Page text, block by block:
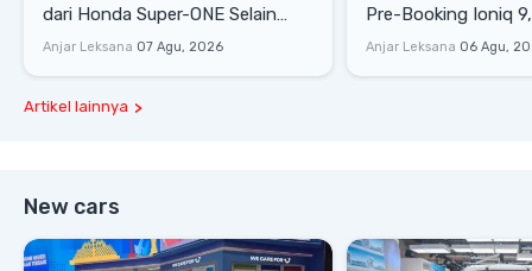
dari Honda Super-ONE Selain
Harga
Anjar Leksana 07 Agu, 2026
Pre-Booking Ioniq
Rp1,49 Miliar
Anjar Leksana 06 Agu,
Artikel lainnya
New cars